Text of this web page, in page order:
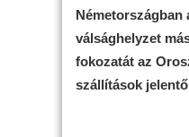
Németországban
válsághelyzet
fokozatát az
szállítások